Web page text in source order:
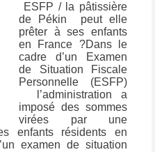
ESFP / la pâtissière
de Pékin peut elle
prêter à ses enfants
en France ?Dans le
cadre d’un Examen
de Situation Fiscale
Personnelle (ESFP)
l’administration a
imposé des sommes
virées par une
enfants résidents en
examen de situation